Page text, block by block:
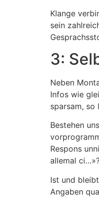
Klange
sein
3:
Neben
Infos wie
sparsam, so
Bestehen
Respons
allemal
Ist und
Angaben